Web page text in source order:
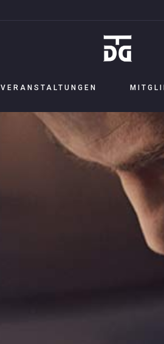
VERANSTALTUNGEN